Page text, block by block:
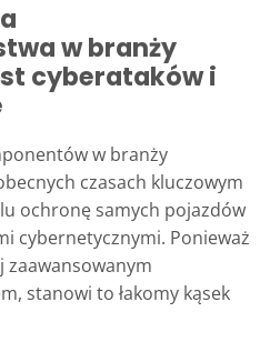
w branży
cyberataków i
w branży
czasach kluczowym
ochronę samych pojazdów
cybernetycznymi. Ponieważ
zaawansowanym
stanowi to łakomy kąsek